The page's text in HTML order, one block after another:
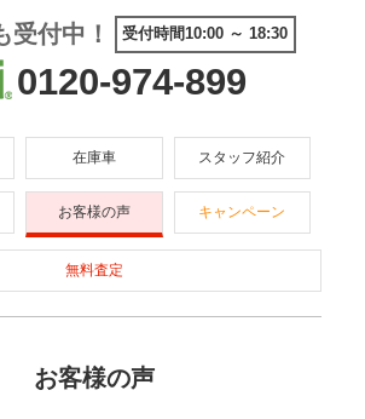
受付中！ 受付時間10:00 ～ 18:30
0120-974-899
在庫車 スタッフ紹介
お客様の声 キャンペーン
無料査定
お客様の声